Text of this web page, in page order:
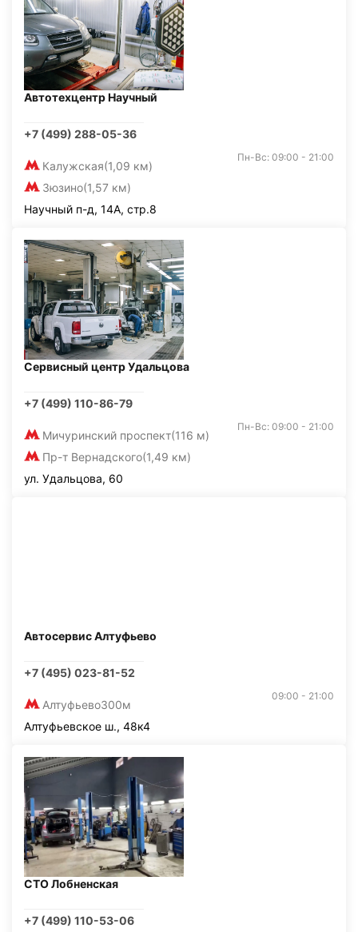
Автотехцентр Научный
+7 (499) 288-05-36
Калужская(1,09 км)
Зюзино(1,57 км)
Пн-Вс: 09:00 - 21:00
Научный п-д, 14А, стр.8
Сервисный центр Удальцова
+7 (499) 110-86-79
Мичуринский проспект(116 м)
Пр-т Вернадского(1,49 км)
Пн-Вс: 09:00 - 21:00
ул. Удальцова, 60
Автосервис Алтуфьево
+7 (495) 023-81-52
Алтуфьево300м
09:00 - 21:00
Алтуфьевское ш., 48к4
СТО Лобненская
+7 (499) 110-53-06